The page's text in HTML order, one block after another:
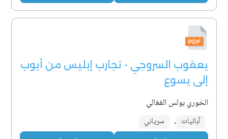
يعقوب السروجي - تجارب إبليس من أيوب
إلى يسوع
الخوري بولس الفغالي
آبائيات , سرياني